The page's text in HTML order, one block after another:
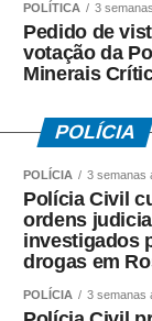
POLÍTICA 3
Pedido de
votação da
Minerais
POLÍCIA
POLÍCIA 3 semanas
Polícia Civil
ordens
investigados
drogas em
POLÍCIA 3 semanas